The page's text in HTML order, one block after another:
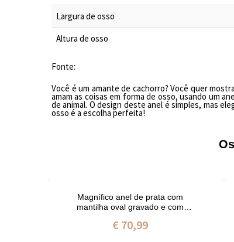
Largura de osso
Altura de osso
Fonte:
Você é um amante de cachorro? Você quer
amam as coisas em forma de osso, usando um
deanimal. O design deste anel é simples, mas
osso é a escolha perfeita!
Magnífico anel de prata com
mantilha oval gravado e com
€ 70,99